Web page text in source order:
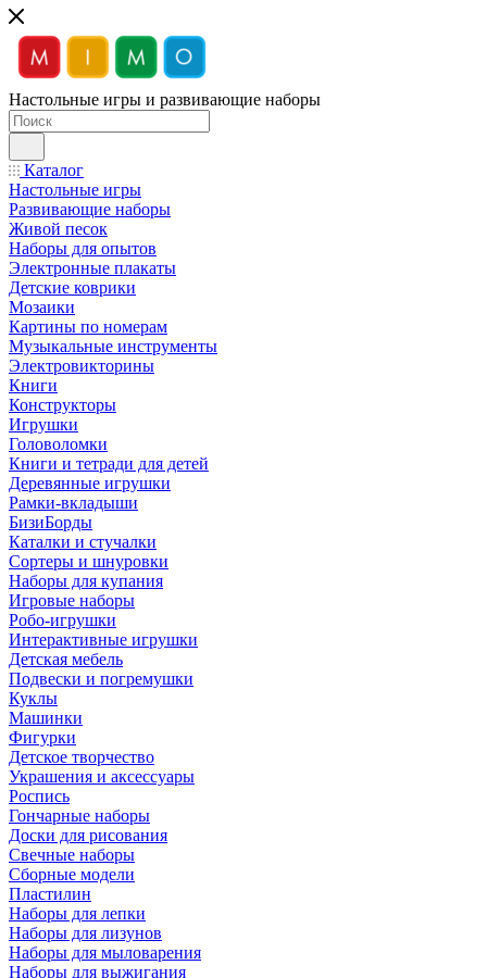
Настольные игры и развивающие наборы
Каталог
Настольные игры
Развивающие наборы
Живой песок
Наборы для опытов
Электронные плакаты
Детские коврики
Мозаики
Картины по номерам
Музыкальные инструменты
Электровикторины
Книги
Конструкторы
Игрушки
Головоломки
Книги и тетради для детей
Деревянные игрушки
Рамки-вкладыши
БизиБорды
Каталки и стучалки
Сортеры и шнуровки
Наборы для купания
Игровые наборы
Робо-игрушки
Интерактивные игрушки
Детская мебель
Подвески и погремушки
Куклы
Машинки
Фигурки
Детское творчество
Украшения и аксессуары
Роспись
Гончарные наборы
Доски для рисования
Свечные наборы
Сборные модели
Пластилин
Наборы для лепки
Наборы для лизунов
Наборы для мыловарения
Наборы для выжигания